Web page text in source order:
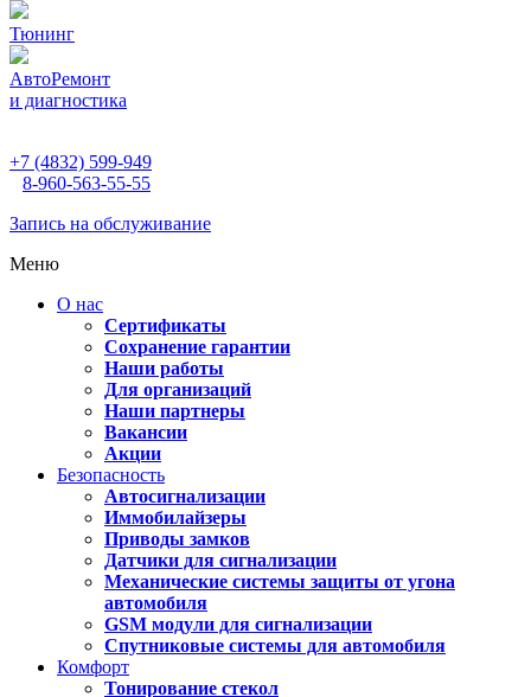
Тюнинг
АвтоРемонт
и диагностика
+7 (4832) 599-949
8-960-563-55-55
Запись на обслуживание
Меню
О нас
Сертификаты
Сохранение гарантии
Наши работы
Для организаций
Наши партнеры
Вакансии
Акции
Безопасность
Автосигнализации
Иммобилайзеры
Приводы замков
Датчики для сигнализации
Механические системы защиты от угона
автомобиля
GSM модули для сигнализации
Спутниковые системы для автомобиля
Комфорт
Тонирование стекол